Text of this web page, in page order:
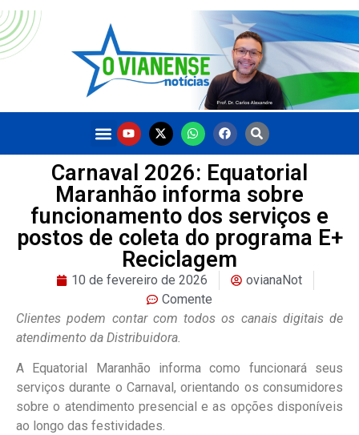
Carnaval 2026: Equatorial
Maranhão informa sobre
funcionamento dos serviços e
postos de coleta do programa E+
Reciclagem
10 de fevereiro de 2026
ovianaNot
Comente
Clientes podem contar com todos os canais digitais de
atendimento da Distribuidora.
A Equatorial Maranhão informa como funcionará seus
serviços durante o Carnaval, orientando os consumidores
sobre o atendimento presencial e as opções disponíveis
ao longo das festividades.